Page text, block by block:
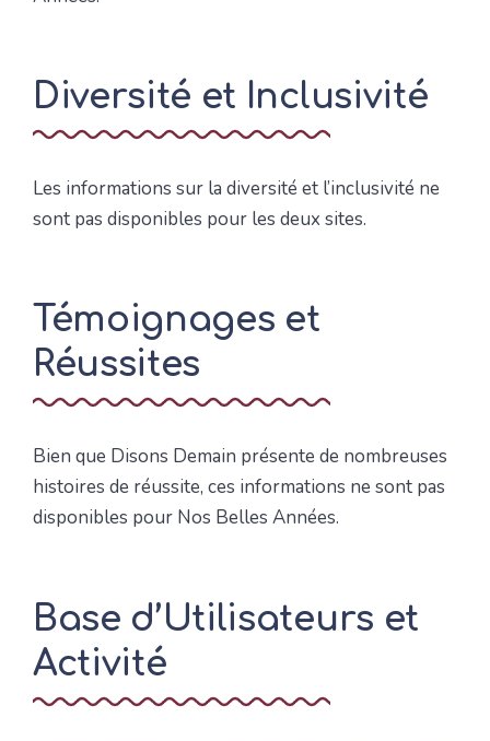
Diversité et Inclusivité
Les informations sur la diversité et l’inclusivité ne
sont pas disponibles pour les deux sites.
Témoignages et
Réussites
Bien que Disons Demain présente de nombreuses
histoires de réussite, ces informations ne sont pas
disponibles pour Nos Belles Années.
Base d’Utilisateurs et
Activité